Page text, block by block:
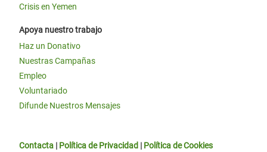
Crisis en Yemen
Apoya nuestro trabajo
Haz un Donativo
Nuestras Campañas
Empleo
Voluntariado
Difunde Nuestros Mensajes
Contacta | Política de Privacidad | Política de Cookies